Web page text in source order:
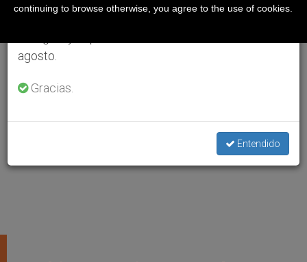
agosto.
Gracias.
Entendido
continuing to browse otherwise, you agree to the use of cookies.